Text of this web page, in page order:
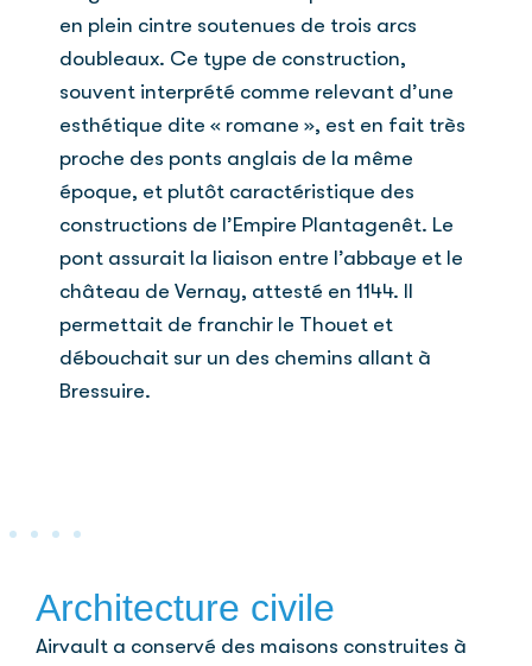
en plein cintre soutenues de trois arcs
doubleaux. Ce type de construction,
souvent interprété comme relevant d’une
esthétique dite « romane », est en fait très
proche des ponts anglais de la même
époque, et plutôt caractéristique des
constructions de l’Empire Plantagenêt. Le
pont assurait la liaison entre l’abbaye et le
château de Vernay, attesté en 1144. Il
permettait de franchir le Thouet et
débouchait sur un des chemins allant à
Bressuire.
Architecture civile
Airvault a conservé des maisons construites à